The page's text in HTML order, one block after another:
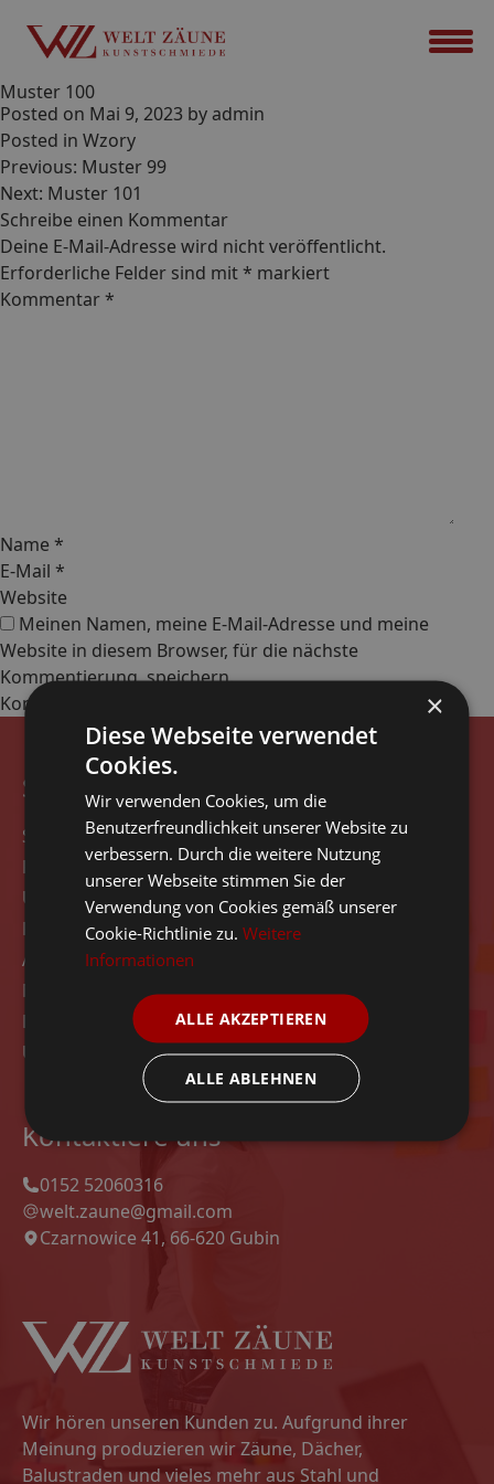
Muster 100
Posted on Mai 9, 2023 by admin
Posted in Wzory
Beitrags-
Navigation
Previous: Muster 99
Next: Muster 101
Schreibe einen Kommentar
Deine E-Mail-Adresse wird nicht veröffentlicht.
Erforderliche Felder sind mit* markiert
Kommentar*
Name *
E-Mail *
Website
Meinen Namen, meine E-Mail-Adresse und meine
Website in diesem Browser, für die nächste
Kommentierung, speichern.
Seitennavigation
Start
Rezensionen
Über das Unternehmen
Kontakt
Angebot
Modelle
Datenschutz-Bestimmungen
Unsere Projekte
Kontaktiere uns
0152 52060316
welt.zaune@gmail.com
Czarnowice 41, 66-620 Gubin
Wir hören unseren Kunden zu. Aufgrund ihrer
Meinung produzieren wir Zäune, Dächer,
Balustraden und vieles mehr aus Stahl und
×
Diese Webseite verwendet
Cookies.
Wir verwenden Cookies, um die
Benutzerfreundlichkeit unserer Website zu
verbessern. Durch die weitere Nutzung
unserer Webseite stimmen Sie der
Verwendung von Cookies gemäß unserer
Cookie-Richtlinie zu.Weitere
Informationen
ALLE AKZEPTIEREN
ALLE ABLEHNEN